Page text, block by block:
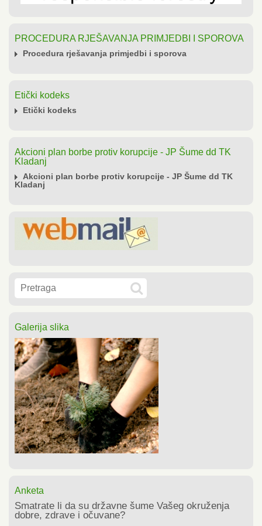
PROCEDURA RJEŠAVANJA PRIMJEDBI I SPOROVA
Procedura rješavanja primjedbi i sporova
Etički kodeks
Etički kodeks
Akcioni plan borbe protiv korupcije - JP Šume dd TK
Kladanj
Akcioni plan borbe protiv korupcije - JP Šume dd TK
Kladanj
Galerija slika
Anketa
Smatrate li da su državne šume Vašeg okruženja
dobre, zdrave i očuvane?